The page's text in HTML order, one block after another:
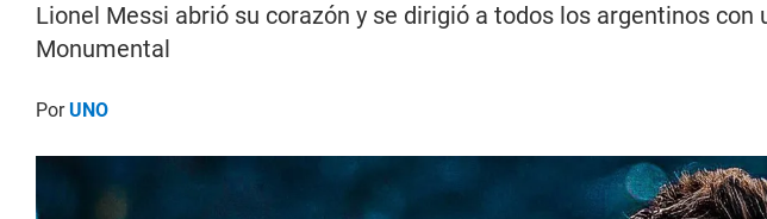
Lionel Messi abrió su corazón y se dirigió a todos los argentinos
Monumental
PorUNO